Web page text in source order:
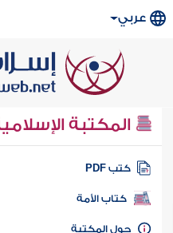
عربي
المكتبة
كتب PDF
كتاب الأمة